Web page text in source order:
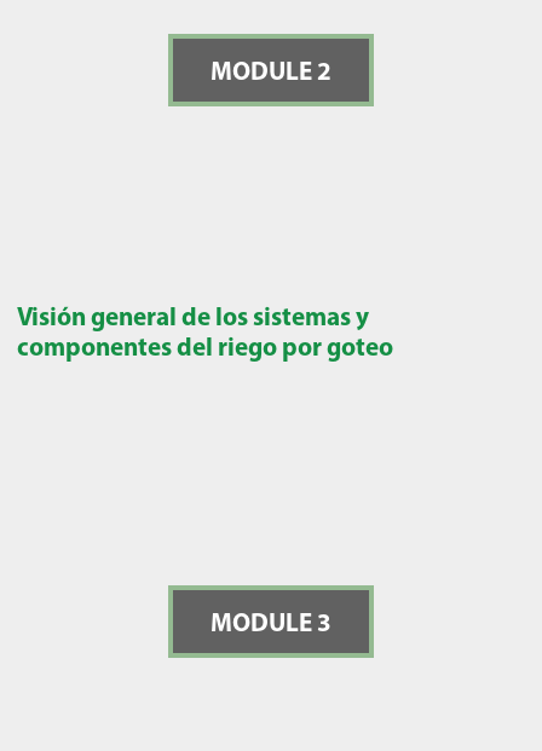
MODULE 2
Visión general de los sistemas y
componentes del riego por goteo
MODULE 3